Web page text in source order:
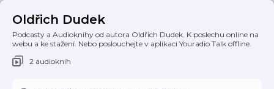
Oldřich Dudek
Podcasty a Audioknihy od autora Oldřich Dudek. K poslechu online na
webu a ke stažení. Nebo poslouchejte v aplikaci Youradio Talk offline.
2 audioknih